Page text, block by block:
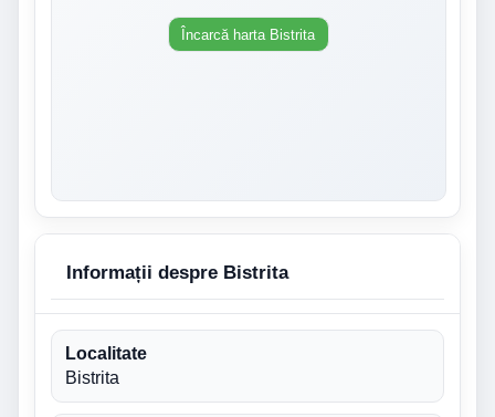
Încarcă harta Bistrita
Informații despre Bistrita
Localitate
Bistrita